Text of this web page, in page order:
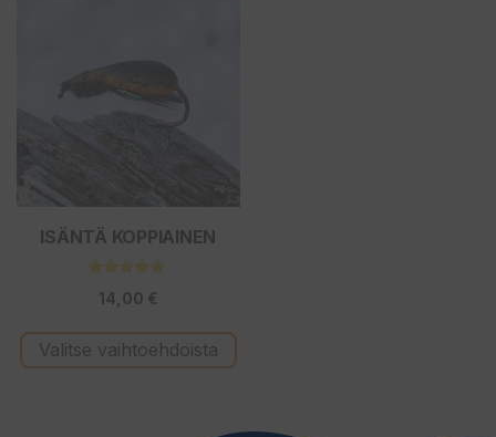
ISÄNTÄ KOPPIAINEN
5:stä
14,00 €
Valitse vaihtoehdoista
useampi
valinnat
tuotteen